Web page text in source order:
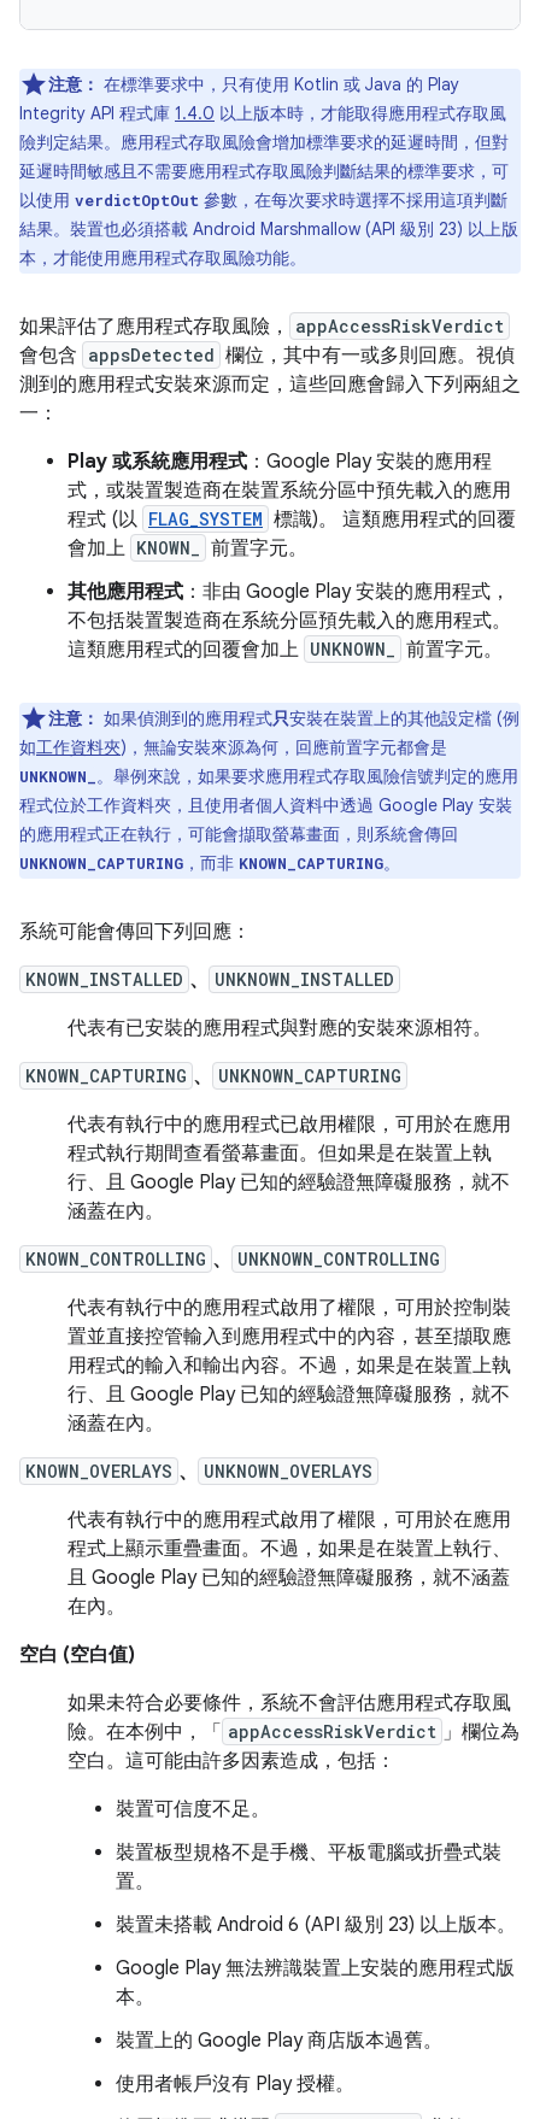
注意： 在標準要求中，只有使用 Kotlin 或 Java 的 Play
Integrity API 程式庫 1.4.0 以上版本時，才能取得應用程式存取風
險判定結果。應用程式存取風險會增加標準要求的延遲時間，但對
延遲時間敏感且不需要應用程式存取風險判斷結果的標準要求，可
以使用 verdictOptOut 參數，在每次要求時選擇不採用這項判斷
結果。裝置也必須搭載 Android Marshmallow (API 級別 23) 以上版
本，才能使用應用程式存取風險功能。
如果評估了應用程式存取風險， appAccessRiskVerdict
會包含 appsDetected 欄位，其中有一或多則回應。視偵
測到的應用程式安裝來源而定，這些回應會歸入下列兩組之
一：
Play 或系統應用程式 ：Google Play 安裝的應用程
式，或裝置製造商在裝置系統分區中預先載入的應用
程式 (以 FLAG_SYSTEM 標識)。 這類應用程式的回覆
會加上 KNOWN_
前置字元。
其他應用程式 ：非由 Google Play 安裝的應用程式，
不包括裝置製造商在系統分區預先載入的應用程式。
這類應用程式的回覆會加上 UNKNOWN_ 前置字元。
注意： 如果偵測到的應用程式只安裝在裝置上的其他設定檔 (例
如工作資料夾)，無論安裝來源為何，回應前置字元都會是
UNKNOWN_ 。舉例來說，如果要求應用程式存取風險信號判定的應用
程式位於工作資料夾，且使用者個人資料中透過 Google Play 安裝
的應用程式正在執行，可能會擷取螢幕畫面，則系統會傳回
UNKNOWN_CAPTURING ，而非 KNOWN_CAPTURING。
系統可能會傳回下列回應：
KNOWN_INSTALLED 、 UNKNOWN_INSTALLED
代表有已安裝的應用程式與對應的安裝來源相符。
KNOWN_CAPTURING 、 UNKNOWN_CAPTURING
代表有執行中的應用程式已啟用權限，可用於在應用
程式執行期間查看螢幕畫面。但如果是在裝置上執
行、且 Google Play 已知的經驗證無障礙服務，就不
涵蓋在內。
KNOWN_CONTROLLING 、 UNKNOWN_CONTROLLING
代表有執行中的應用程式啟用了權限，可用於控制裝
置並直接控管輸入到應用程式中的內容，甚至擷取應
用程式的輸入和輸出內容。不過，如果是在裝置上執
行、且 Google Play 已知的經驗證無障礙服務，就不
涵蓋在內。
KNOWN_OVERLAYS 、 UNKNOWN_OVERLAYS
代表有執行中的應用程式啟用了權限，可用於在應用
程式上顯示重疊畫面。不過，如果是在裝置上執行、
且 Google Play 已知的經驗證無障礙服務，就不涵蓋
在內。
空白 (空白值)
如果未符合必要條件，系統不會評估應用程式存取風
險。在本例中，「
appAccessRiskVerdict 」欄位為
空白。這可能由許多因素造成，包括：
裝置可信度不足。
裝置板型規格不是手機、平板電腦或折疊式裝
置。
裝置未搭載 Android 6 (API 級別 23) 以上版本。
Google Play 無法辨識裝置上安裝的應用程式版
本。
裝置上的 Google Play 商店版本過舊。
使用者帳戶沒有 Play 授權。